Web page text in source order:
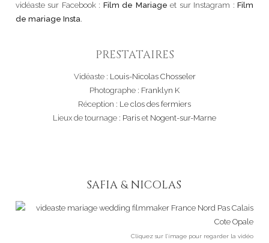
vidéaste sur Facebook : Film de Mariage et sur Instagram :Film
de mariage Insta.
PRESTATAIRES
Vidéaste : Louis-Nicolas Chosseler
Photographe : Franklyn K
Réception : Le clos des fermiers
Lieux de tournage : Paris et Nogent-sur-Marne
SAFIA & NICOLAS
Cliquez sur l’image pour regarder la vidéo